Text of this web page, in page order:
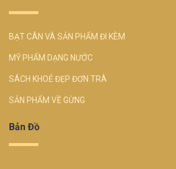
BẠT CÂN VÀ SẢN PHẨM ĐI KÈM
MỸ PHẨM DẠNG NƯỚC
SÁCH KHOẺ ĐẸP ĐƠN TRÀ
SẢN PHẨM VỀ GỪNG
Bản Đồ